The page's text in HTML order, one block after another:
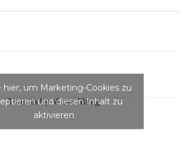
Tweets by ManuelBrug
hier, um Marketing-Cookies zu
und diesen Inhalt zu
aktivieren